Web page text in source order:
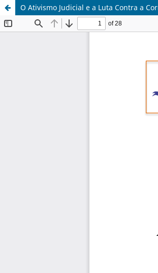
O Ativismo Judicial e a Luta Contra a